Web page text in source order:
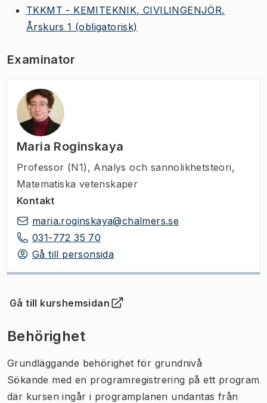
TKKMT - KEMITEKNIK, CIVILINGENJÖR,
Årskurs 1 (obligatorisk)
Examinator
Maria Roginskaya
Professor (N1) , Analys och sannolikhetsteori,
Matematiska vetenskaper
Kontakt
maria.roginskaya@chalmers.se
031-772 35 70
Gå till personsida
Gå till kurshemsidan
(Öppnas i ny flik)
Behörighet
Grundläggande behörighet för grundnivå
Sökande med en programregistrering på ett program
där kursen ingår i programplanen undantas från